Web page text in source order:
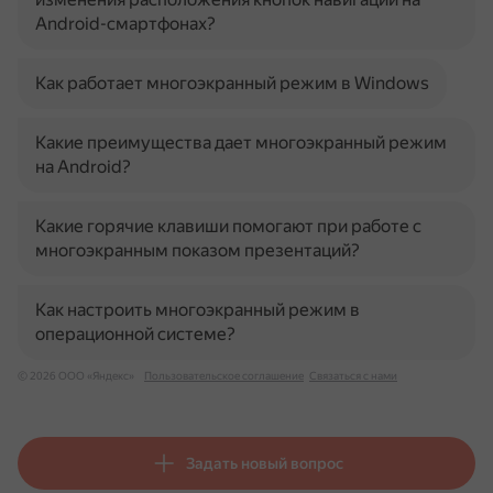
Android-смартфонах?
Как работает многоэкранный режим в Windows
Какие преимущества дает многоэкранный режим
на Android?
Какие горячие клавиши помогают при работе с
многоэкранным показом презентаций?
Как настроить многоэкранный режим в
операционной системе?
© 2026 ООО «Яндекс» Пользовательское соглашение Связаться с нами
Задать новый вопрос